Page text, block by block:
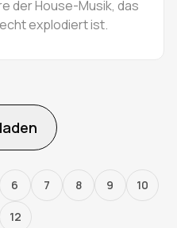
der House-Musik, das
explodiert ist.
6 7 8 9 10
12